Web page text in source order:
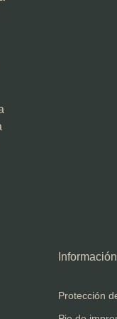
Información
Protección